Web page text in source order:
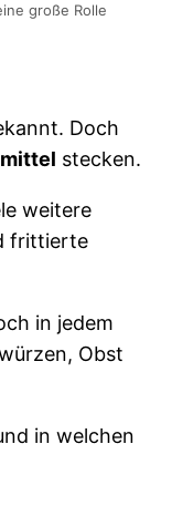
große Rolle
Doch
stecken.
weitere
frittierte
in jedem
Obst
in welchen